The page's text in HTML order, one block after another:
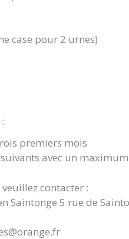
case pour 2 urnes)
:
premiers mois
avec un
contacter :
Saintonge 5 rue de